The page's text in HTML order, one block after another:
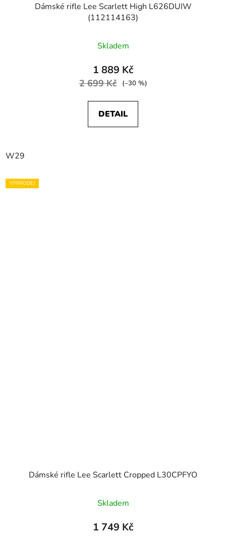
Dámské rifle Lee Scarlett High L626DUIW
(112114163)
Skladem
1 889 Kč
2 699 Kč (–30 %)
DETAIL
W29
VÝPRODEJ
Dámské rifle Lee Scarlett Cropped L30CPFYO
Skladem
1 749 Kč